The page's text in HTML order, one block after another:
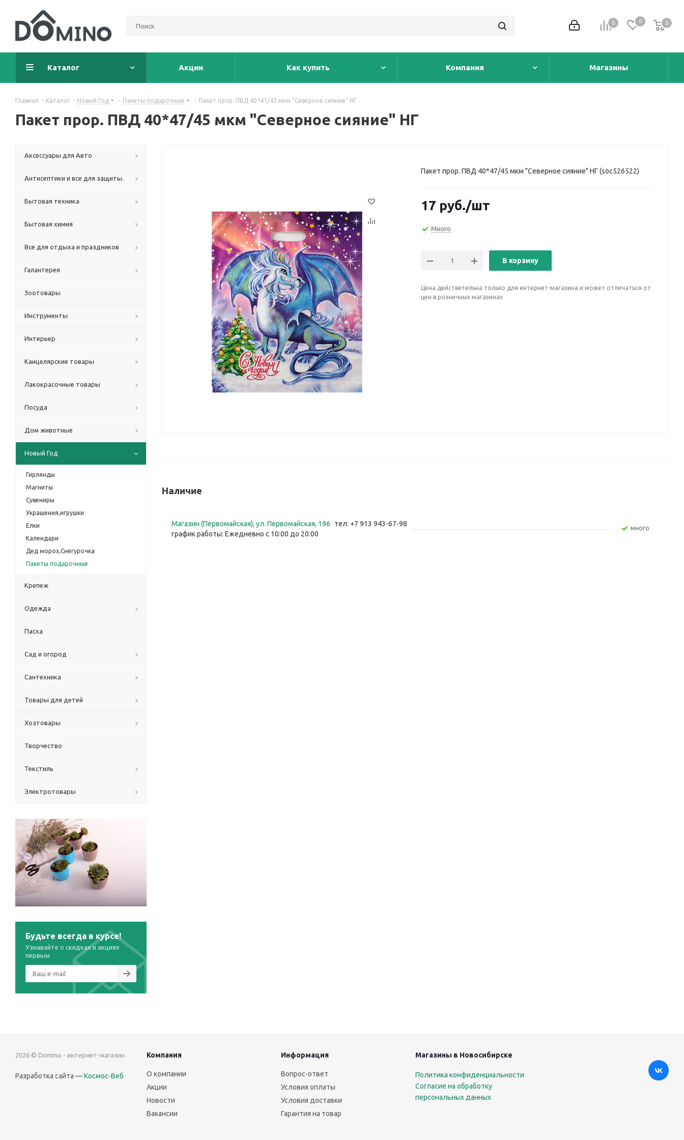
0 0 0
0
Каталог Акции Как купить Компания Магазины
Главная - Каталог - Новый Год - Пакеты подарочные - Пакет прор. ПВД 40*47/45 мкм "Северное сияние" НГ
Пакет прор. ПВД 40*47/45 мкм "Северное сияние" НГ
Пакет прор. ПВД 40*47/45 мкм "Северное сияние" НГ (soc526522)
17 руб./шт
Много
В корзину
Цена действительна только для интернет-магазина и может отличаться от
цен в розничных магазинах
Наличие
Магазин (Первомайская), ул. Первомайская, 196
тел: +7 913 943-67-98
график работы: Ежедневно с 10:00 до 20:00
Много
Аксессуары для Авто
Антисептики и все для защиты.
Бытовая техника
Бытовая химия
Все для отдыха и праздников
Галантерея
Зоотовары
Инструменты
Интерьер
Канцелярские товары
Лакокрасочные товары
Посуда
Дом животные
Новый Год
Гирлянды
Магниты
Сувениры
Украшения,игрушки
Елки
Календари
Дед мороз,Снегурочка
Пакеты подарочные
Крепеж
Одежда
Пасха
Сад и огород
Сантехника
Товары для детей
Хозтовары
Творчество
Текстиль
Электротовары
Будьте всегда в курсе!
Узнавайте о скидках и акциях
первым
2026 © Domino - интернет-магазин
Разработка сайта —Космос-Веб
Компания
О компании
Акции
Новости
Вакансии
Информация
Вопрос-ответ
Условия оплаты
Условия доставки
Гарантия на товар
Магазины в Новосибирске
Политика конфиденциальности
Согласие на обработку
персональных данных